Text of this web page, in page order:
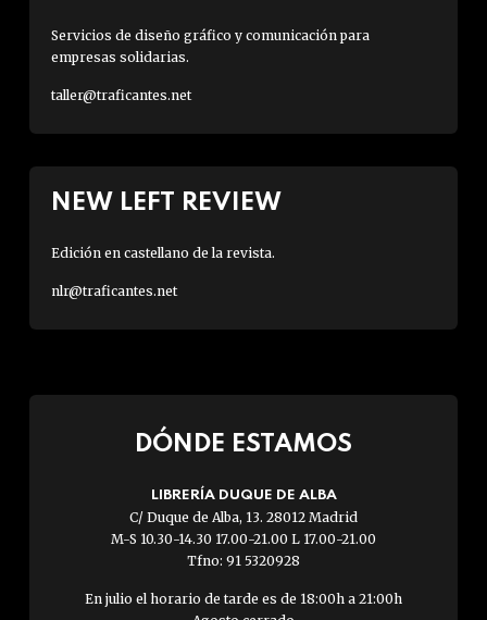
Servicios de diseño gráfico y comunicación para
empresas solidarias.
taller@traficantes.net
NEW LEFT REVIEW
Edición en castellano de la revista.
nlr@traficantes.net
DÓNDE ESTAMOS
LIBRERÍA DUQUE DE ALBA
C/ Duque de Alba, 13. 28012 Madrid
M-S 10.30-14.30 17.00-21.00 L 17.00-21.00
Tfno: 91 5320928
En julio el horario de tarde es de 18:00h a 21:00h